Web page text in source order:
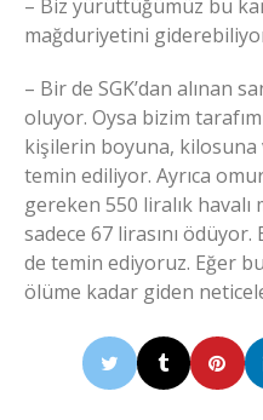
– Biz yürüttüğümüz bu
mağduriyetini
– Bir de SGK’dan alınan
oluyor. Oysa bizim
kişilerin boyuna,
temin ediliyor. Ayrıca
gereken 550 liralık
sadece 67 lirasını
de temin ediyoruz. Eğer
ölüme kadar giden